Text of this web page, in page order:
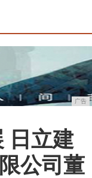
广告
日立建
公司董